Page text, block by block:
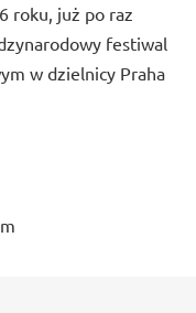
roku, już po raz
festiwal
w dzielnicy Praha